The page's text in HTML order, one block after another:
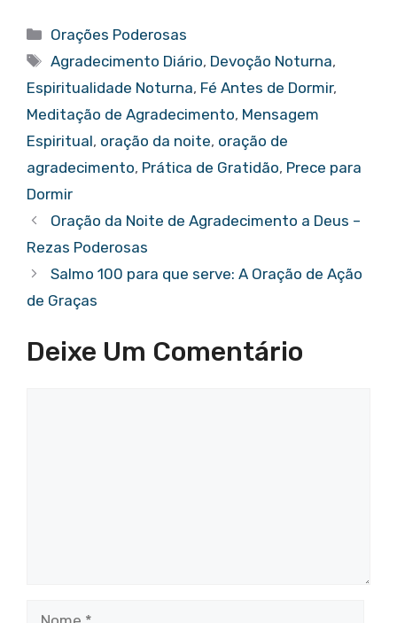
c
e
b
o
o
k
it
te
r
at
s
A
p
p
er
e
st
g
er
e
Categorias
Orações Poderosas
Tags
Agradecimento Diário, Devoção Noturna,
Espiritualidade Noturna, Fé Antes de Dormir,
Meditação de Agradecimento, Mensagem
Espiritual, oração da noite, oração de
agradecimento, Prática de Gratidão, Prece para
Dormir
Oração da Noite de Agradecimento a Deus –
Rezas Poderosas
Salmo 100 para que serve: A Oração de Ação
de Graças
Deixe Um Comentário